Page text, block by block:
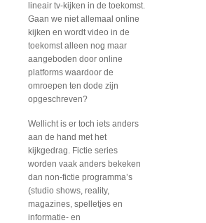
lineair tv-kijken in de toekomst.
Gaan we niet allemaal online
kijken en wordt video in de
toekomst alleen nog maar
aangeboden door online
platforms waardoor de
omroepen ten dode zijn
opgeschreven?
Wellicht is er toch iets anders
aan de hand met het
kijkgedrag. Fictie series
worden vaak anders bekeken
dan non-fictie programma’s
(studio shows, reality,
magazines, spelletjes en
informatie- en